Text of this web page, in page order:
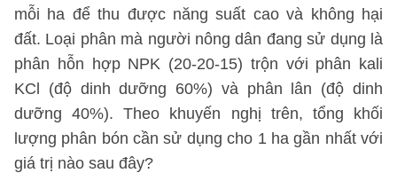
mỗi ha để thu được năng suất cao và không hại
đất. Loại phân mà người nông dân đang sử dụng là
phân hỗn hợp NPK (20-20-15) trộn với phân kali
KCl (độ dinh dưỡng 60%) và phân lân (độ dinh
dưỡng 40%). Theo khuyến nghị trên, tổng khối
lượng phân bón cần sử dụng cho 1 ha gần nhất với
giá trị nào sau đây?